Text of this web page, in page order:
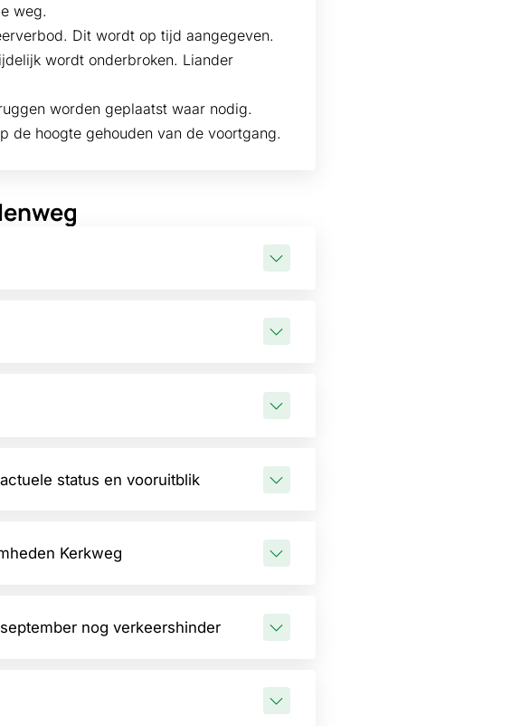
weg.
Dit wordt op tijd aangegeven.
wordt onderbroken. Liander
worden geplaatst waar nodig.
de hoogte gehouden van de voortgang.
status en vooruitblik
Kerkweg
nog verkeershinder